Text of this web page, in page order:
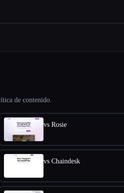
de contenido.
vs Rosie
vs Chaindesk